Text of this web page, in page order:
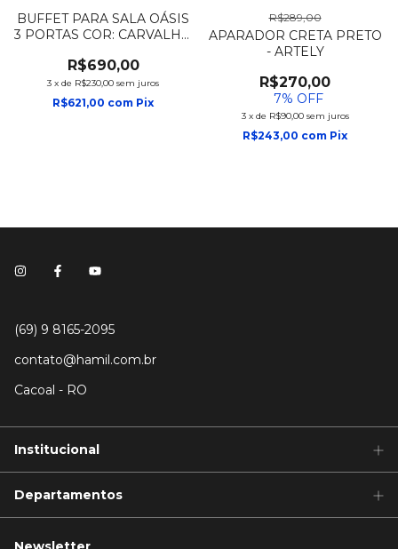
BUFFET PARA SALA OÁSIS
3 PORTAS COR: CARVALHO
R$690,00
3 x de R$230,00 sem juros
R$621,00 com Pix
APARADOR CRETA PRETO
- ARTELY
R$270,00
R$289,00
7% OFF
3 x de R$90,00 sem juros
R$243,00 com Pix
(69) 9 8165-2095
contato@hamil.com.br
Cacoal - RO
Institucional
Departamentos